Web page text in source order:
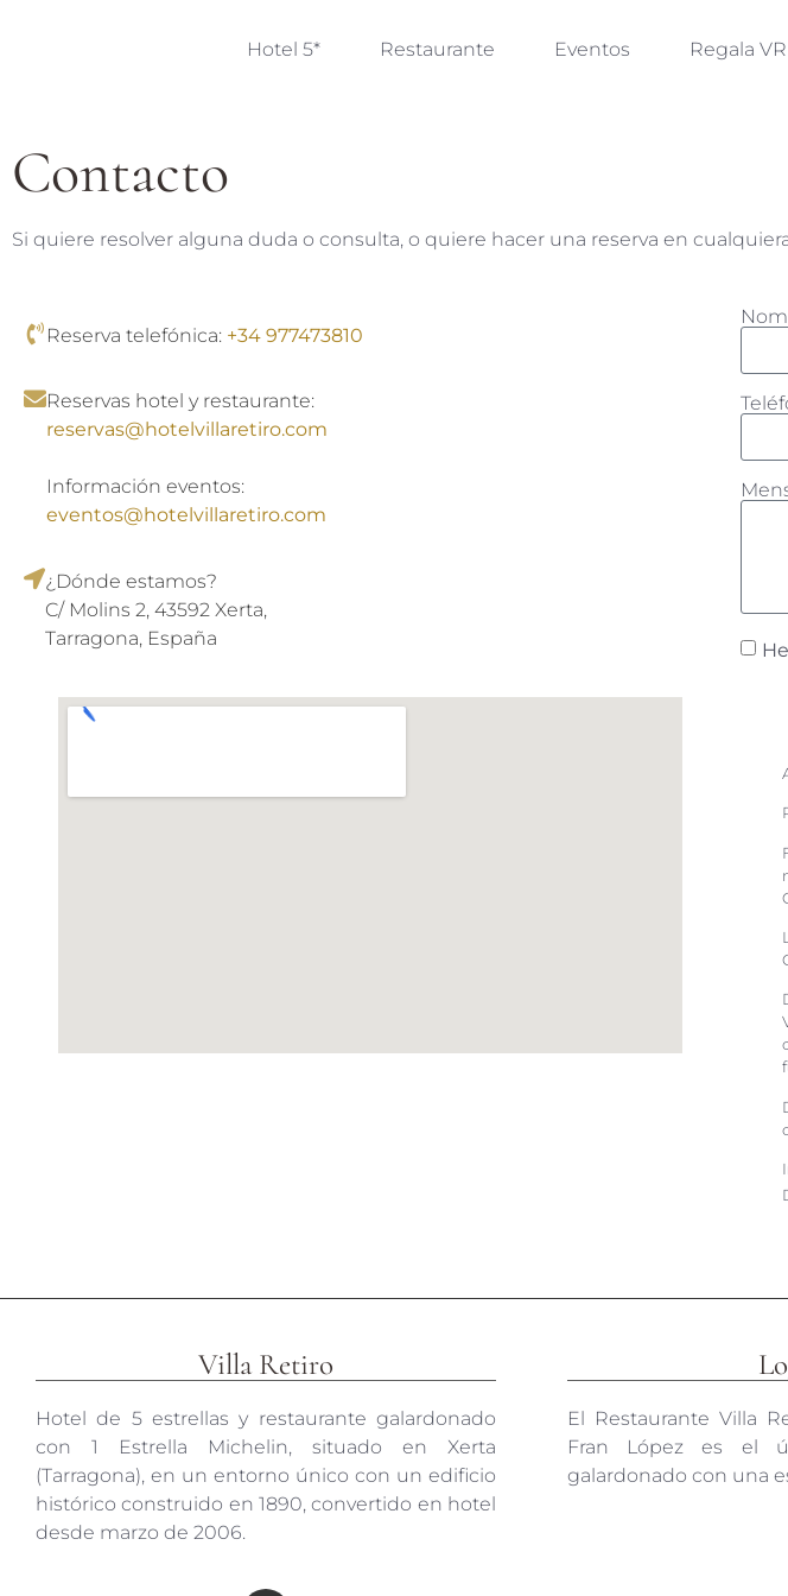
Hotel 5* Restaurante Eventos Regala VR
Contacto
Si quiere resolver alguna duda o consulta, o quiere hacer una reserva en
Reserva telefónica: +34 977473810
Reservas hotel y restaurante:
reservas@hotelvillaretiro.com
Información eventos:
eventos@hotelvillaretiro.com
¿Dónde estamos?
C/ Molins 2, 43592 Xerta,
Tarragona, España
Villa Retiro
Hotel de 5 estrellas y restaurante galardonado
con 1 Estrella Michelin, situado en Xerta
(Tarragona), en un entorno único con un edificio
histórico construido en 1890, convertido en hotel
desde marzo de 2006.
El Restaurante Villa
Fran López es el
galardonado con una